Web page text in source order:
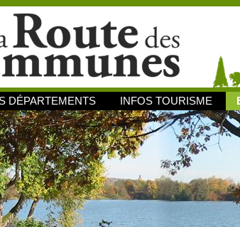
DÉPARTEMENTS INFOS TOURISME